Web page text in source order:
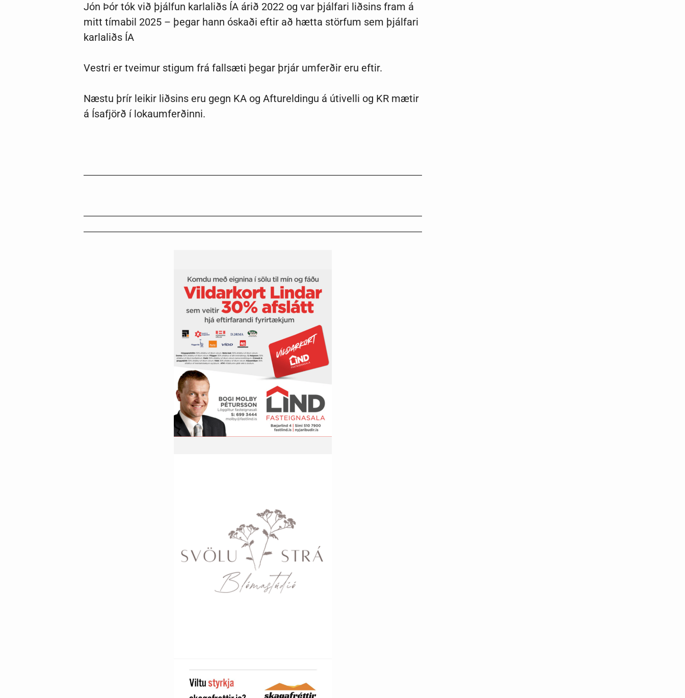
Jón Þór tók við þjálfun karlaliðs ÍA árið 2022 og var þjálfari liðsins fram á
mitt tímabil 2025 – þegar hann óskaði eftir að hætta störfum sem þjálfari
karlaliðs ÍA
Vestri er tveimur stigum frá fallsæti þegar þrjár umferðir eru eftir.
Næstu þrír leikir liðsins eru gegn KA og Aftureldingu á útivelli og KR mætir
á Ísafjörð í lokaumferðinni.